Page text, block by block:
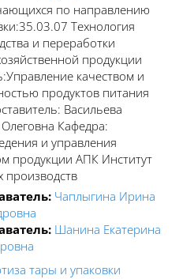
по направлению
Технология
и переработки
продукции
качеством и
продуктов питания
Васильева
Кафедра:
и управления
продукции АПК Институт
Чаплыгина Ирина
Шанина Екатерина
тары и упаковки